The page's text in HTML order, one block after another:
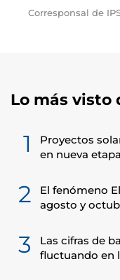
Corresponsal de
Lo más visto
1
Proyectos
en nueva etapa
2
El fenómeno
agosto y
3
Las cifras de
fluctuando en